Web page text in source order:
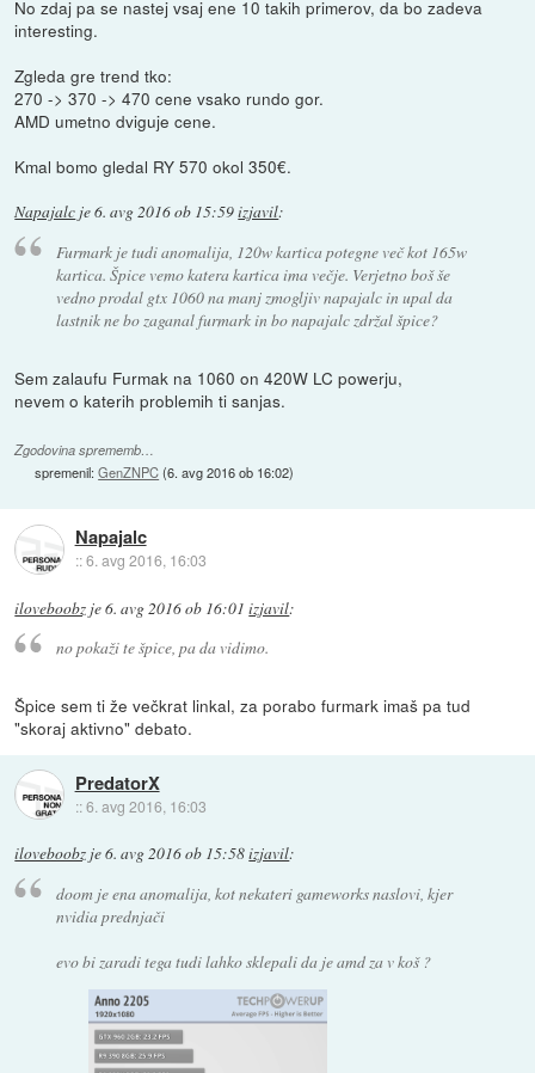
No zdaj pa se nastej vsaj ene 10 takih primerov, da bo zadeva
interesting.
Zgleda gre trend tko:
270 -> 370 -> 470 cene vsako rundo gor.
AMD umetno dviguje cene.
Kmal bomo gledal RY 570 okol 350€.
Napajalc je6. avg 2016 ob 15:59izjavil:
Furmark je tudi anomalija, 120w kartica potegne več kot 165w
kartica. Špice vemo katera kartica ima večje. Verjetno boš še
vedno prodal gtx 1060 na manj zmogljiv napajalc in upal da
lastnik ne bo zaganal furmark in bo napajalc zdržal špice?
Sem zalaufu Furmak na 1060 on 420W LC powerju,
nevem o katerih problemih ti sanjas.
Zgodovina sprememb…
spremenil:GenZNPC(6. avg 2016 ob 16:02)
Napajalc
::6. avg 2016, 16:03
iloveboobz je6. avg 2016 ob 16:01 izjavil:
no pokaži te špice, pa da vidimo.
Špice sem ti že večkrat linkal, za porabo furmark imaš pa tud
"skoraj aktivno" debato.
PredatorX
::6. avg 2016, 16:03
iloveboobz je6. avg 2016 ob 15:58izjavil:
doom je ena anomalija, kot nekateri gameworks naslovi, kjer
nvidia prednjači
evo bi zaradi tega tudi lahko sklepali da je amd za v koš ?